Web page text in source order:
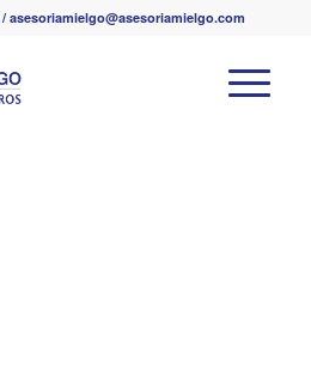
/ asesoriamielgo@asesoriamielgo.com